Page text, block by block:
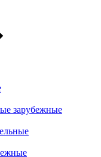
зарубежные